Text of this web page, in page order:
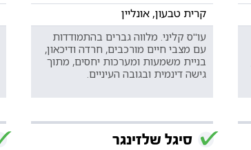
קרית טבעון, אונליין
עו"ס קליני. מלווה גברים בהתמודדות
עם מצבי חיים מורכבים, חרדה ודיכאון,
בניית משמעות ומערכות יחסים, מתוך
גישה דינמית ובגובה העיניים.
סיגל שלזינגר